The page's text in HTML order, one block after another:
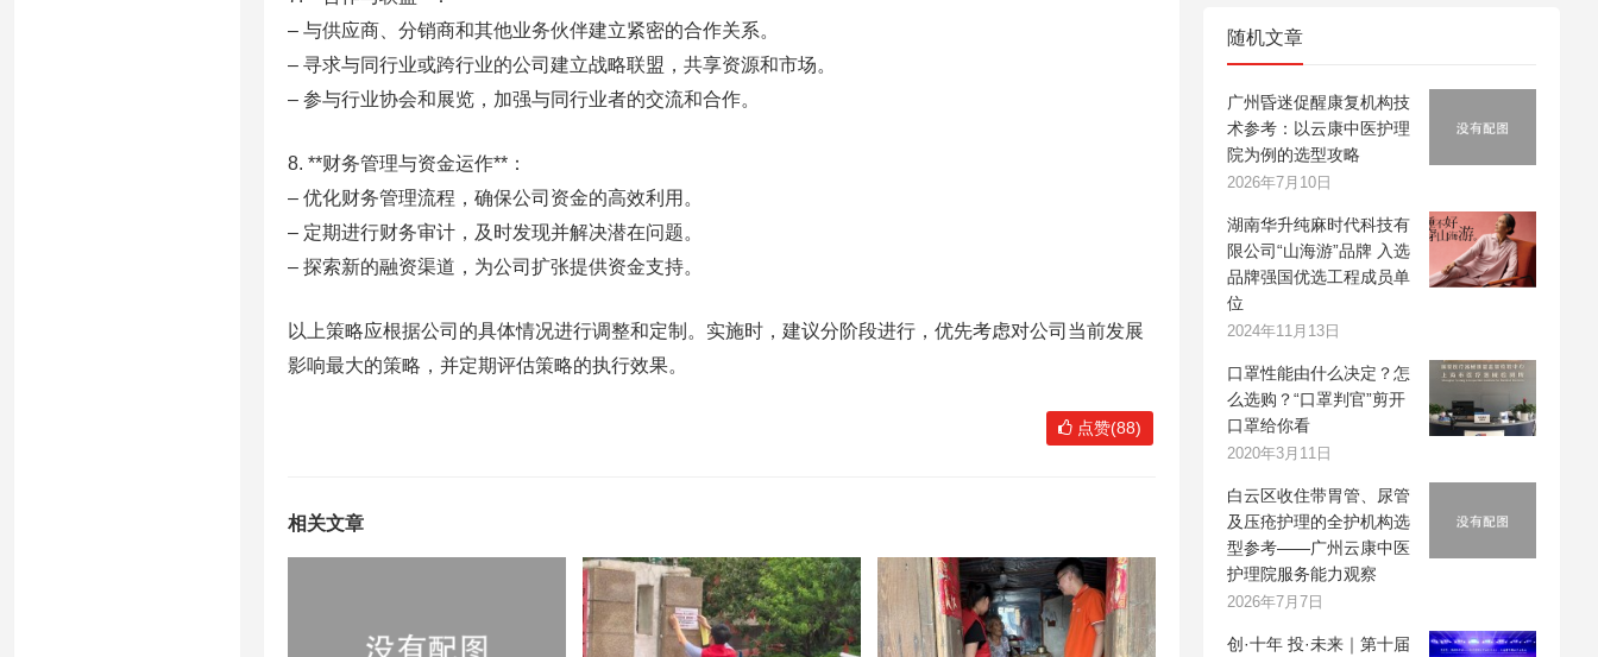
– 与供应商、分销商和其他业务伙伴建立紧密的合作关系。
– 寻求与同行业或跨行业的公司建立战略联盟，共享资源和市场。
– 参与行业协会和展览，加强与同行业者的交流和合作。
8. **财务管理与资金运作**：
– 优化财务管理流程，确保公司资金的高效利用。
– 定期进行财务审计，及时发现并解决潜在问题。
– 探索新的融资渠道，为公司扩张提供资金支持。
以上策略应根据公司的具体情况进行调整和定制。实施时，建议分阶段进行，优先考虑对公司当前发展
影响最大的策略，并定期评估策略的执行效果。
点赞(88)
相关文章
随机文章
广州昏迷促醒康复机构技
术参考：以云康中医护理
院为例的选型攻略
2026年7月10日
湖南华升纯麻时代科技有
限公司“山海游”品牌 入选
品牌强国优选工程成员单
位
2024年11月13日
口罩性能由什么决定？怎
么选购？“口罩判官”剪开
口罩给你看
2020年3月11日
白云区收住带胃管、尿管
及压疮护理的全护机构选
型参考——广州云康中医
护理院服务能力观察
2026年7月7日
创·十年 投·未来｜第十届